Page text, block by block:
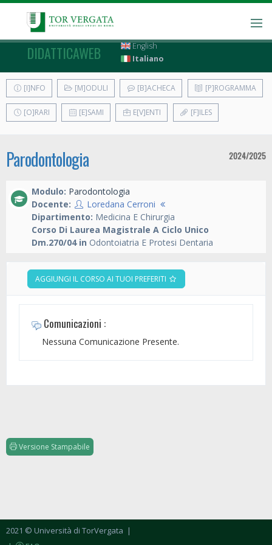
DIDATTICAWEB
English
Italiano
[I]NFO [M]ODULI [B]ACHECA [P]ROGRAMMA
[O]RARI [E]SAMI E[V]ENTI [F]ILES
Parodontologia 2024/2025
Modulo: Parodontologia
Docente:
Loredana Cerroni
Dipartimento: Medicina E Chirurgia
Corso Di Laurea Magistrale A Ciclo Unico
Dm.270/04 in Odontoiatria E Protesi Dentaria
AGGIUNGI IL CORSO AI TUOI PREFERITI
Comunicazioni :
Nessuna Comunicazione Presente.
Versione Stampabile
2021 © Università di TorVergata |